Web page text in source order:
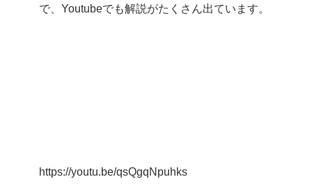
で、Youtubeでも解説がたくさん出ています。
https://youtu.be/qsQgqNpuhks